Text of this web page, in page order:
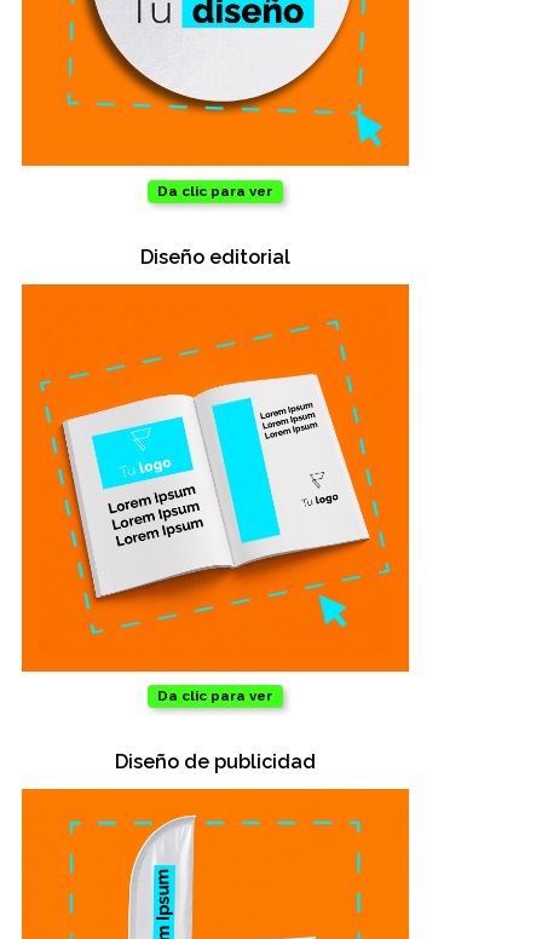
Da clic para ver
Diseño editorial
Da clic para ver
Diseño de publicidad